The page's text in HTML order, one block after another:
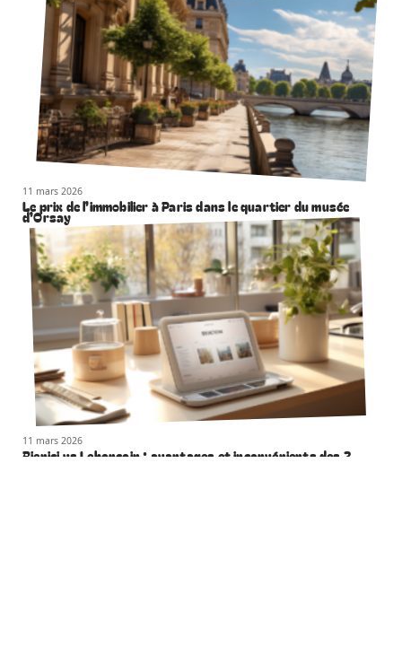
11 mars 2026
Le prix de l’immobilier à Paris dans le quartier du musée
d’Orsay
11 mars 2026
Bienici vs Leboncoin : avantages et inconvénients des 2